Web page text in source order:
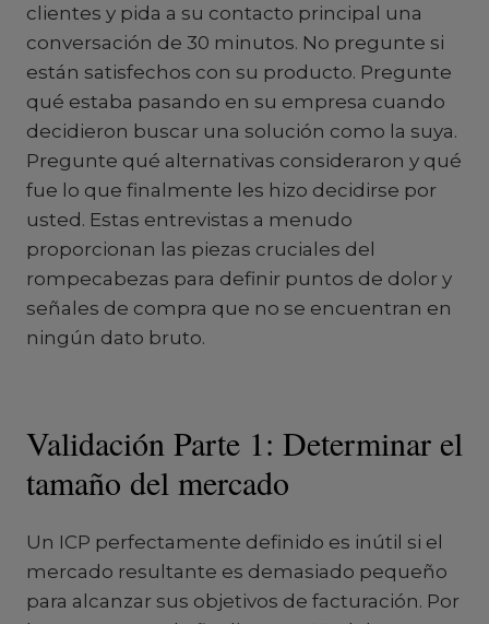
clientes y pida a su contacto principal una
conversación de 30 minutos. No pregunte si
están satisfechos con su producto. Pregunte
qué estaba pasando en su empresa cuando
decidieron buscar una solución como la suya.
Pregunte qué alternativas consideraron y qué
fue lo que finalmente les hizo decidirse por
usted. Estas entrevistas a menudo
proporcionan las piezas cruciales del
rompecabezas para definir puntos de dolor y
señales de compra que no se encuentran en
ningún dato bruto.
Validación Parte 1: Determinar el
tamaño del mercado
Un ICP perfectamente definido es inútil si el
mercado resultante es demasiado pequeño
para alcanzar sus objetivos de facturación. Por